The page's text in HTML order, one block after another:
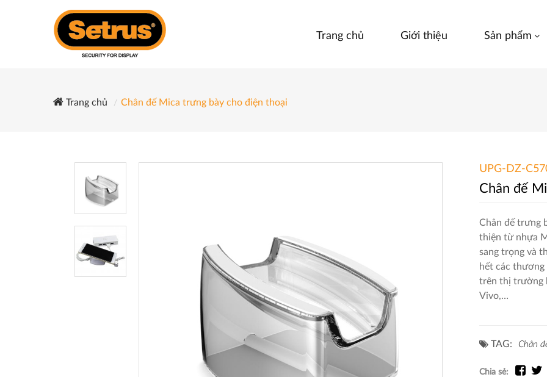
Trang chủ Giới thiệu Sản phẩm
Trang chủ Chân đế Mica trưng bày cho điện thoại
UPG-DZ-
Chân đế
Chân đế trưng
thiện từ nhựa
sang trọng và
hết các thương
trên thị trường
Vivo,…
TAG: Chân
Chia sẻ: